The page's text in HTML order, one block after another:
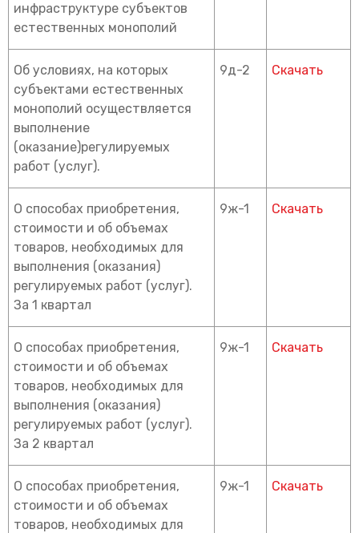
инфраструктуре субъектов
естественных монополий
Об условиях, на которых
субъектами естественных
монополий осуществляется
выполнение
(оказание)регулируемых
работ (услуг).
9д-2 Скачать
О способах приобретения,
стоимости и об объемах
товаров, необходимых для
выполнения (оказания)
регулируемых работ (услуг).
За 1 квартал
9ж-1 Скачать
О способах приобретения,
стоимости и об объемах
товаров, необходимых для
выполнения (оказания)
регулируемых работ (услуг).
За 2 квартал
9ж-1 Скачать
О способах приобретения,
стоимости и об объемах
товаров, необходимых для
9ж-1 Скачать